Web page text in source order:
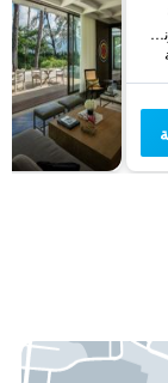
5/5 Phrabarami Road, باتونغ, تايلاند